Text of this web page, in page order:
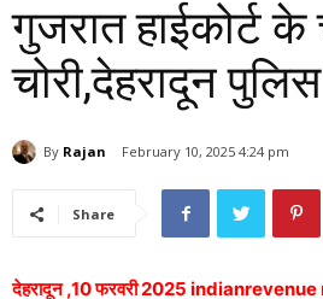
गुजरात हाईकोर्ट
चोरी,देहरादून
By Rajan February 10, 2025 4:24 pm
Share
देहरादून ,10 फरवरी 2025